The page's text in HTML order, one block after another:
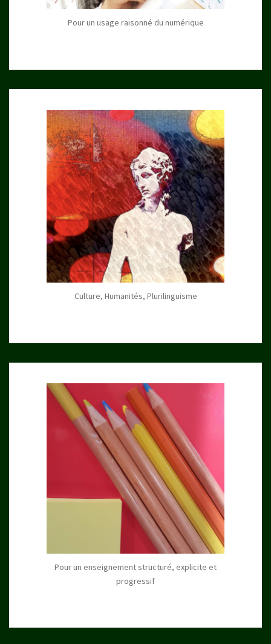
Pour un usage raisonné du numérique
Culture, Humanités, Plurilinguisme
Pour un enseignement structuré, explicite et
progressif